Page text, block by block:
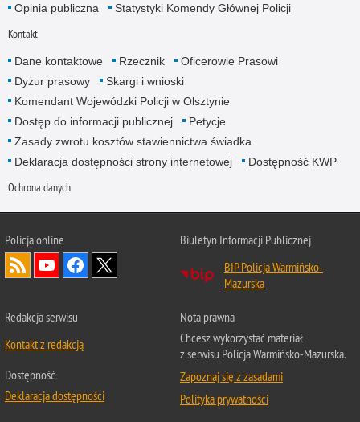
Opinia publiczna
Statystyki Komendy Głównej Policji
Kontakt
Dane kontaktowe Rzecznik
Oficerowie Prasowi
Dyżur prasowy
Skargi i wnioski
Komendant Wojewódzki Policji w Olsztynie
Dostęp do informacji publicznej
Petycje
Zasady zwrotu kosztów stawiennictwa świadka
Deklaracja dostępności strony internetowej
Dostępność KWP
Ochrona danych
Policja online
Biuletyn Informacji Publicznej
BIP Policja Warmińsko-
Mazurska
Redakcja serwisu
Kontakt z redakcją
Dostępność
Deklaracja dostępności
Nota prawna
Chcesz wykorzystać materiał
z serwisu Policja Warmińsko-Mazurska.
Zapoznaj się z zasadami
Polityka prywatności